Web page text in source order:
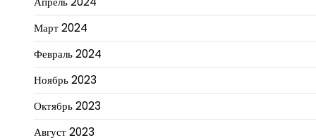
Март 2024
Февраль 2024
Ноябрь 2023
Октябрь 2023
Август 2023